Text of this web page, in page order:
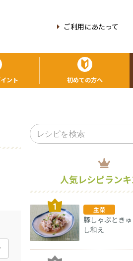
ご利用にあたって
ント 初めての方へ
人気レシピラン
主菜
豚しゃぶとき
し和え